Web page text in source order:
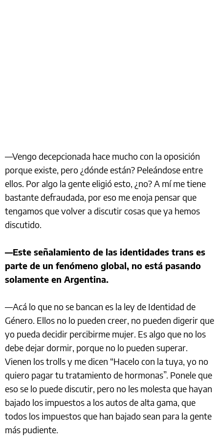
—Vengo decepcionada hace mucho con la oposición
porque existe, pero ¿dónde están? Peleándose entre
ellos. Por algo la gente eligió esto, ¿no? A mí me tiene
bastante defraudada, por eso me enoja pensar que
tengamos que volver a discutir cosas que ya hemos
discutido.
—Este señalamiento de las identidades trans es
parte de un fenómeno global, no está pasando
solamente en Argentina.
—Acá lo que no se bancan es la ley de Identidad de
Género. Ellos no lo pueden creer, no pueden digerir que
yo pueda decidir percibirme mujer. Es algo que no los
debe dejar dormir, porque no lo pueden superar.
Vienen los trolls y me dicen “Hacelo con la tuya, yo no
quiero pagar tu tratamiento de hormonas”. Ponele que
eso se lo puede discutir, pero no les molesta que hayan
bajado los impuestos a los autos de alta gama, que
todos los impuestos que han bajado sean para la gente
más pudiente.